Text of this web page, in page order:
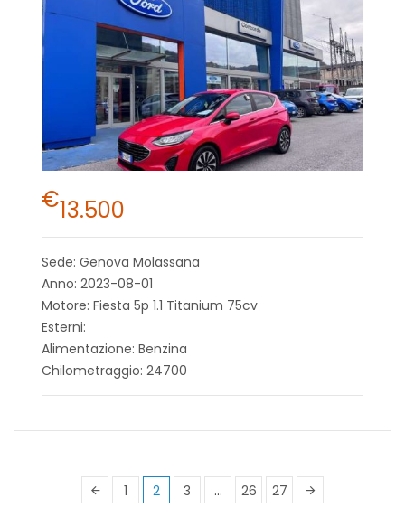
€13.500
Sede: Genova Molassana
Anno: 2023-08-01
Motore: Fiesta 5p 1.1 Titanium 75cv
Esterni:
Alimentazione: Benzina
Chilometraggio: 24700
1 2 3 … 26 27